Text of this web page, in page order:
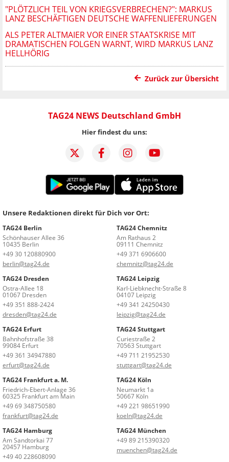
"PLÖTZLICH TEIL VON KRIEGSVERBRECHEN?": MARKUS
LANZ BESCHÄFTIGEN DEUTSCHE WAFFENLIEFERUNGEN
ALS PETER ALTMAIER VOR EINER STAATSKRISE MIT
DRAMATISCHEN FOLGEN WARNT, WIRD MARKUS LANZ
HELLHÖRIG
Zurück zur Übersicht
TAG24 NEWS Deutschland GmbH
Hier findest du uns:
Unsere Redaktionen direkt für Dich vor Ort:
TAG24 Berlin
Schönhauser Allee 36
10435 Berlin
+49 30 120880900
berlin@tag24.de
TAG24 Chemnitz
Am Rathaus 2
09111 Chemnitz
+49 371 6906600
chemnitz@tag24.de
TAG24 Dresden
Ostra-Allee 18
01067 Dresden
+49 351 888-2424
dresden@tag24.de
TAG24 Leipzig
Karl-Liebknecht-Straße 8
04107 Leipzig
+49 341 24250430
leipzig@tag24.de
TAG24 Erfurt
Bahnhofstraße 38
99084 Erfurt
+49 361 34947880
erfurt@tag24.de
TAG24 Stuttgart
Curiestraße 2
70563 Stuttgart
+49 711 21952530
stuttgart@tag24.de
TAG24 Frankfurt a. M.
Friedrich-Ebert-Anlage 36
60325 Frankfurt am Main
+49 69 348750580
frankfurt@tag24.de
TAG24 Köln
Neumarkt 1a
50667 Köln
+49 221 98651990
koeln@tag24.de
TAG24 Hamburg
Am Sandtorkai 77
20457 Hamburg
+49 40 228608090
TAG24 München
+49 89 215390320
muenchen@tag24.de